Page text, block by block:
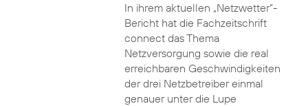
In ihrem aktuellen „Netzwetter“-
Bericht hat die Fachzeitschrift
connect das Thema
Netzversorgung sowie die real
erreichbaren Geschwindigkeiten
der drei Netzbetreiber einmal
genauer unter die Lupe